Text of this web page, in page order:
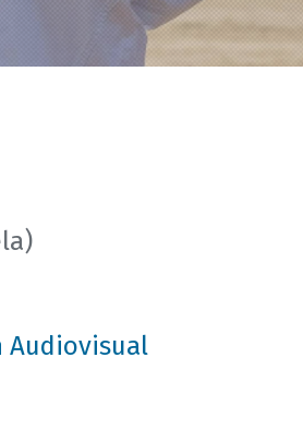
Audiovisual